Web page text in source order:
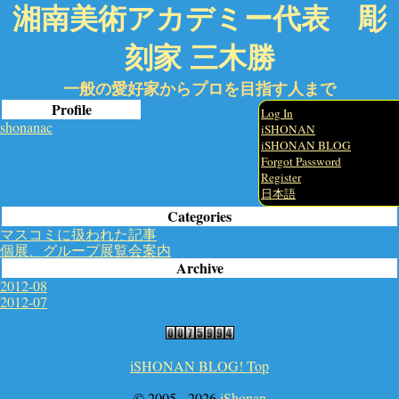
湘南美術アカデミー代表 彫
刻家 三木勝
一般の愛好家からプロを目指す人まで
Profile
shonanac
Log In
iSHONAN
iSHONAN BLOG
Forgot Password
Register
日本語
Categories
マスコミに扱われた記事
個展、グループ展覧会案内
Archive
2012-08
2012-07
iSHONAN BLOG! Top